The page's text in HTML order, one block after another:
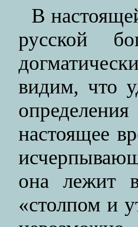
В
русской
видим, что
настоящее
она лежит
«столпом и